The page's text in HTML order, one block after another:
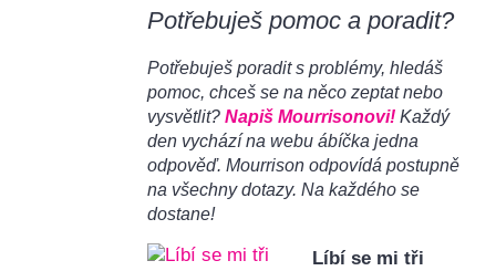
Potřebuješ pomoc a poradit?
Potřebuješ poradit s problémy, hledáš
pomoc, chceš se na něco zeptat nebo
vysvětlit? Napiš Mourrisonovi! Každý
den vychází na webu ábíčka jedna
odpověď. Mourrison odpovídá postupně
na všechny dotazy. Na každého se
dostane!
Líbí se mi tři